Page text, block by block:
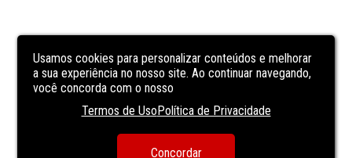
Usamos cookies para personalizar conteúdos e melhorar
a sua experiência no nosso site. Ao continuar navegando,
você concorda com o nosso
Termos de UsoPolítica de Privacidade
Concordar